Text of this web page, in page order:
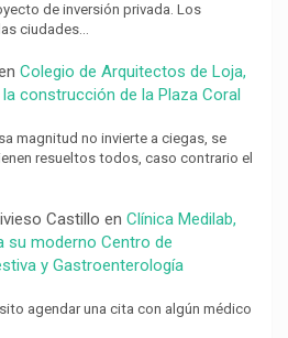
de inversión privada. Los
ciudades…
Colegio de Arquitectos de Loja,
construcción de la Plaza Coral
magnitud no invierte a ciegas, se
resueltos todos, caso contrario el
Castillo en Clínica Medilab,
su moderno Centro de
y Gastroenterología
agendar una cita con algún médico